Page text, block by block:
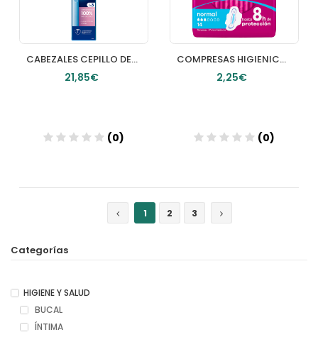
CABEZALES CEPILLO DENTAL ELECTRICO RECARGABLE ORALB PRO SENSI 4 UNIDADES (CEPILLO NORMAL)
21,85€
(0)
COMPRESAS HIGIENICAS FEMENINAS AUSONIA AIRDRY NORMAL ALAS 14 UNIDADES
2,25€
(0)
1
2 3
Categorías
HIGIENE Y SALUD
BUCAL
ÍNTIMA